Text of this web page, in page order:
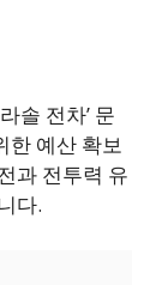
솔 전차’ 문
한 예산 확보
과 전투력 유
다.